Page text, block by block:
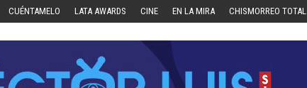
CUÉNTAMELO LATA AWARDS CINE EN LA MIRA CHISMORREO TOTAL